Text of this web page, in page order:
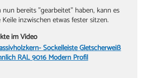
nun bereits "gearbeitet" haben, kann es
Keile inzwischen etwas fester sitzen.
im Video
Sockelleiste Gletscherweiß
RAL 9016 Modern Profil